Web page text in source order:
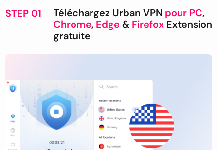
STEP 01 Téléchargez Urban VPN pour PC,
Chrome, Edge & Firefox Extension
gratuite